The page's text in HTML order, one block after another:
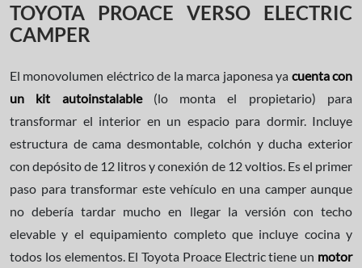
TOYOTA PROACE VERSO ELECTRIC
CAMPER
El monovolumen eléctrico de la marca japonesa ya cuenta con
un kit autoinstalable(lo monta el propietario) para
transformar el interior en un espacio para dormir. Incluye
estructura de cama desmontable, colchón y ducha exterior
con depósito de 12 litros y conexión de 12 voltios. Es el primer
paso para transformar este vehículo en una camper aunque
no debería tardar mucho en llegar la versión con techo
elevable y el equipamiento completo que incluye cocina y
todos los elementos. El Toyota Proace Electric tiene un motor